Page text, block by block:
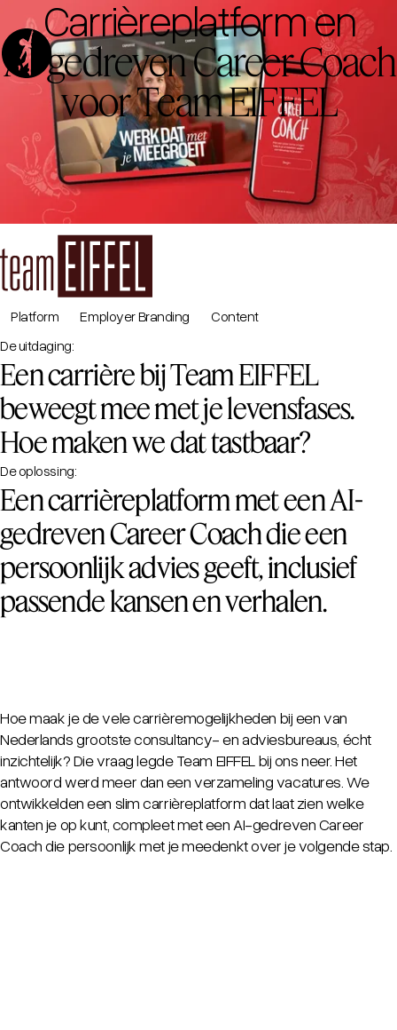
Carrièreplatform en
AI-gedreven Career Coach
voor Team EIFFEL
Platform Employer Branding
Content
De uitdaging:
Een carrière bij Team EIFFEL
beweegt mee met je levensfases.
Hoe maken we dat tastbaar?
De oplossing:
Een carrièreplatform met een AI-
gedreven Career Coach die een
persoonlijk advies geeft, inclusief
passende kansen en verhalen.
Hoe maak je de vele carrièremogelijkheden bij een van
Nederlands grootste consultancy- en adviesbureaus, écht
inzichtelijk? Die vraag legde Team EIFFEL bij ons neer. Het
antwoord werd meer dan een verzameling vacatures. We
ontwikkelden een slim carrièreplatform dat laat zien welke
kanten je op kunt, compleet met een AI-gedreven Career
Coach die persoonlijk met je meedenkt over je volgende stap.